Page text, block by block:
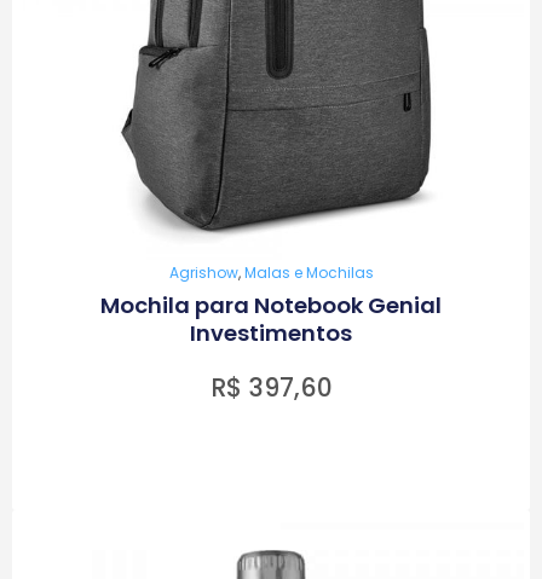
Agrishow,Malas e Mochilas
Mochila para Notebook Genial
Investimentos
R$ 397,60